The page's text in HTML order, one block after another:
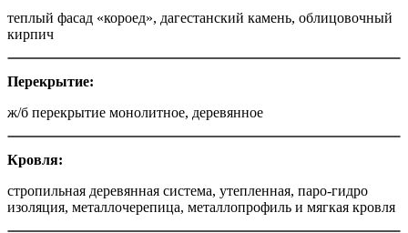
теплый фасад «короед», дагестанский камень, облицовочный
кирпич
Перекрытие:
ж/б перекрытие монолитное, деревянное
Кровля:
стропильная деревянная система, утепленная, паро-гидро
изоляция, металлочерепица, металлопрофиль и мягкая кровля